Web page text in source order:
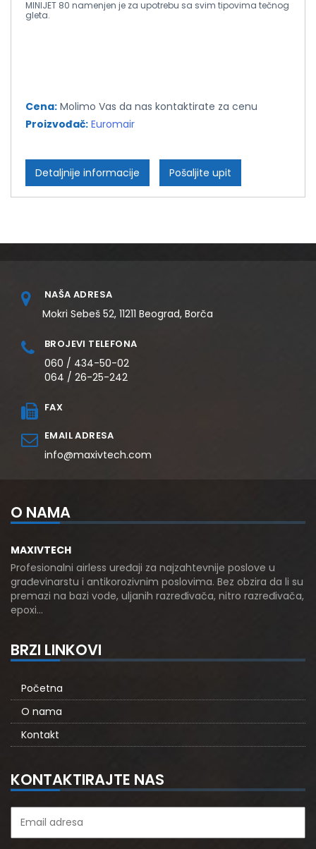
MINIJET 80 namenjen je za upotrebu sa svim tipovima tečnog
gleta.
Cena: Molimo Vas da nas kontaktirate za cenu
Proizvođač: Euromair
Detaljnije informacije Pošaljite upit
NAŠA ADRESA
Mokri Sebeš 52, 11211 Beograd, Borča
BROJEVI TELEFONA
060 / 434-50-02
064 / 26-25-242
FAX
EMAIL ADRESA
info@maxivtech.com
O NAMA
MAXIVTECH
Profesionalni airless uređaji za najzahtevnije poslove u
građevinarstu i antikorozivnim poslovima. Bez obzira da li su
premazi na bazi vode, uljanih razređivača, nitro razređivača,
epoxi…
BRZI LINKOVI
Početna
O nama
Kontakt
KONTAKTIRAJTE NAS